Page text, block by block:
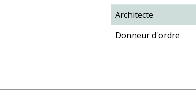
Architecte
Donneur d'ordre